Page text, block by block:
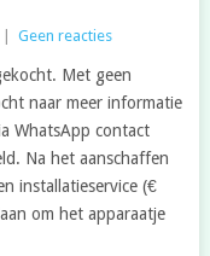
Geen reacties
Met geen
naar meer informatie
WhatsApp contact
Na het aanschaffen
installatieservice (€
om het apparaatje